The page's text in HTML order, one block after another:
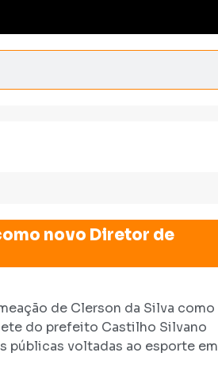
novo Diretor de
de Clerson da Silva como
do prefeito Castilho Silvano
públicas voltadas ao esporte em